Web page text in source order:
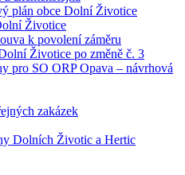
plán obce Dolní Životice
Životice
k povolení záměru
Životice po změně č. 3
pro SO ORP Opava – návrhová
zakázek
Dolních Životic a Hertic